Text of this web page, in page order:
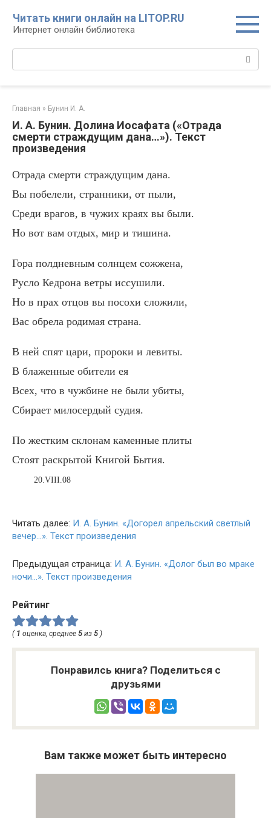
контенту
Читать книги онлайн на LITOP.RU
Интернет онлайн библиотека
Главная » Бунин И. А.
И. А. Бунин. Долина Иосафата («Отрада
смерти страждущим дана…»). Текст
произведения
Отрада смерти страждущим дана.
Вы побелели, странники, от пыли,
Среди врагов, в чужих краях вы были.
Но вот вам отдых, мир и тишина.
Гора полдневным солнцем сожжена,
Русло Кедрона ветры иссушили.
Но в прах отцов вы посохи сложили,
Вас обрела родимая страна.
В ней спят цари, пророки и левиты.
В блаженные обители ея
Всех, что в чужбине не были убиты,
Сбирает милосердый судия.
По жестким склонам каменные плиты
Стоят раскрытой Книгой Бытия.
20.VIII.08
Читать далее: И. А. Бунин. «Догорел апрельский светлый
вечер…». Текст произведения
Предыдущая страница: И. А. Бунин. «Долог был во мраке
ночи…». Текст произведения
Рейтинг
( 1 оценка, среднее 5 из 5 )
Понравилсь книга? Поделиться с
друзьями
Вам также может быть интересно